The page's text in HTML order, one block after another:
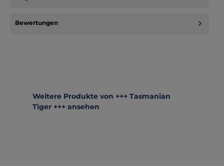
Bewertungen
Produktgalerie überspringen
Weitere Produkte von +++ Tasmanian
Tiger +++ ansehen